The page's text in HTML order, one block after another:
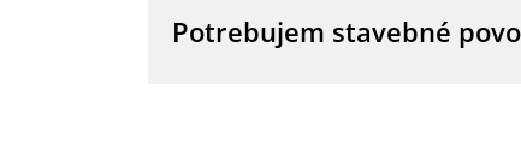
potrebujete kópiu faktúry, máte
Prihláste sa do vášho Biele More
Potrebujem stavebné